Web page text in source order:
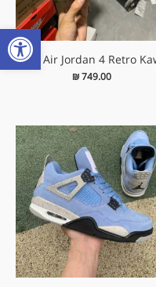
Nike Air Jordan 4 Retro
₪749.00